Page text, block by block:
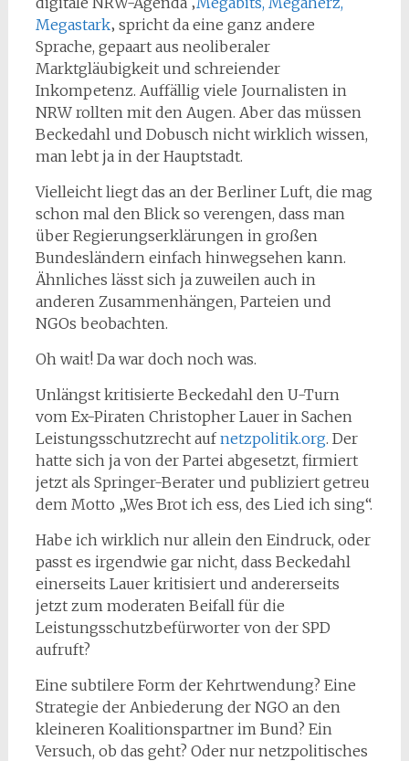
Megastark‚ spricht da eine ganz andere
Sprache, gepaart aus neoliberaler
Marktgläubigkeit und schreiender
Inkompetenz. Auffällig viele Journalisten in
NRW rollten mit den Augen. Aber das müssen
Beckedahl und Dobusch nicht wirklich wissen,
man lebt ja in der Hauptstadt.
Vielleicht liegt das an der Berliner Luft, die mag
schon mal den Blick so verengen, dass man
über Regierungserklärungen in großen
Bundesländern einfach hinwegsehen kann.
Ähnliches lässt sich ja zuweilen auch in
anderen Zusammenhängen, Parteien und
NGOs beobachten.
Oh wait! Da war doch noch was.
Unlängst kritisierte Beckedahl den U-Turn
vom Ex-Piraten Christopher Lauer in Sachen
Leistungsschutzrecht aufnetzpolitik.org. Der
hatte sich ja von der Partei abgesetzt, firmiert
jetzt als Springer-Berater und publiziert getreu
dem Motto „Wes Brot ich ess, des Lied ich sing“.
Habe ich wirklich nur allein den Eindruck, oder
passt es irgendwie gar nicht, dass Beckedahl
einerseits Lauer kritisiert und andererseits
jetzt zum moderaten Beifall für die
Leistungsschutzbefürworter von der SPD
aufruft?
Eine subtilere Form der Kehrtwendung? Eine
Strategie der Anbiederung der NGO an den
kleineren Koalitionspartner im Bund? Ein
Versuch, ob das geht? Oder nur netzpolitisches